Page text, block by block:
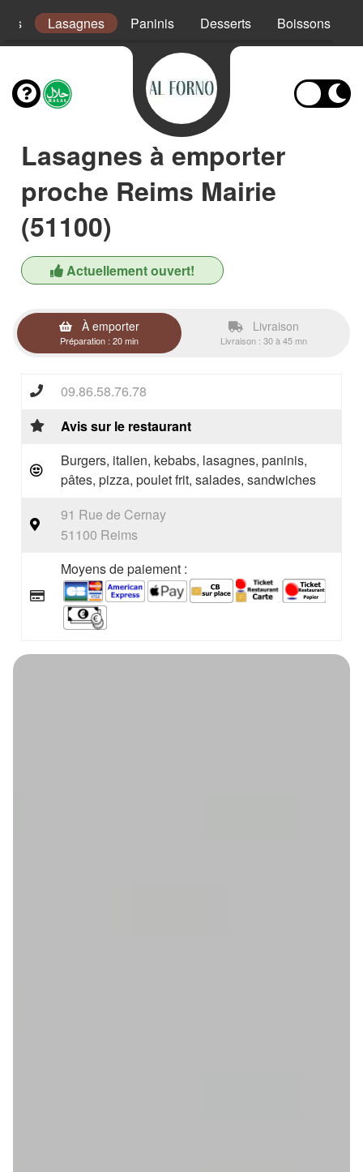
Lasagnes Paninis Desserts Boissons
Lasagnes à emporter
proche Reims Mairie
(51100)
Actuellement ouvert!
À emporter
Préparation : 20 min
Livraison
Livraison : 30 à 45 mn
09.86.58.76.78
Avis sur le restaurant
Burgers, italien, kebabs, lasagnes, paninis,
pâtes, pizza, poulet frit, salades, sandwiches
91 Rue de Cernay
51100 Reims
Moyens de paiement :